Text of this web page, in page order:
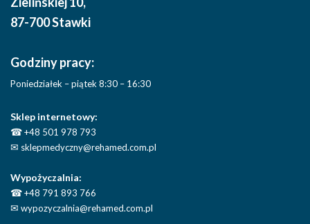
87-700 Stawki
Godziny pracy:
Poniedziałek – piątek 8:30 – 16:30
Sklep internetowy:
☎+48 501 978 793
✉ sklepmedyczny@rehamed.com.pl
Wypożyczalnia:
☎+48 791 893 766
✉ wypozyczalnia@rehamed.com.pl